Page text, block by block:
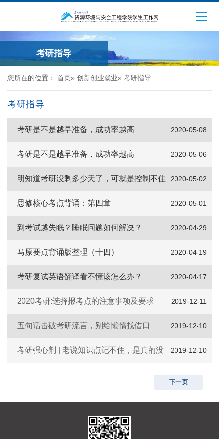
考研指导
您所在的位置： 首页» 创新创业就业» 考研指导
考研指导
2020-05-08
考研是不是越早准备，成功率越高
2020-05-06
考研是不是越早准备，成功率越高
2020-05-02
明知道考研没剩多少天了，可就是控制不住
我自 2020-05-01
思修核心考点背诵：第四章
2020-04-29
到考试越失眠？睡眠问题如何解决？
2020-04-19
马原要点背诵版整理（十四）
2020-04-17
考研复试英语翻译看不懂该怎么办？
2019-12-11
2020考研:选择报考点的注意事项及要求
2019-12-10
五句话击破考研流言，别给懒惰找借口
2019-12-10
考研强心剂 | 老说知识点记不住，是真的没
下一页